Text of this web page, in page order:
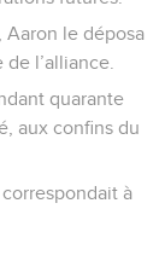
Aaron le déposa
l’alliance.
quarante
aux confins du
à